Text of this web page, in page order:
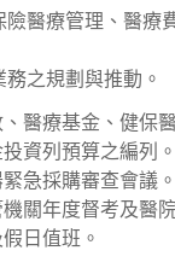
醫療管理、醫療
之規劃與推動。
醫療基金、健保
資列預算之編列。
急採購審查會議。
關年度督考及醫
日值班。